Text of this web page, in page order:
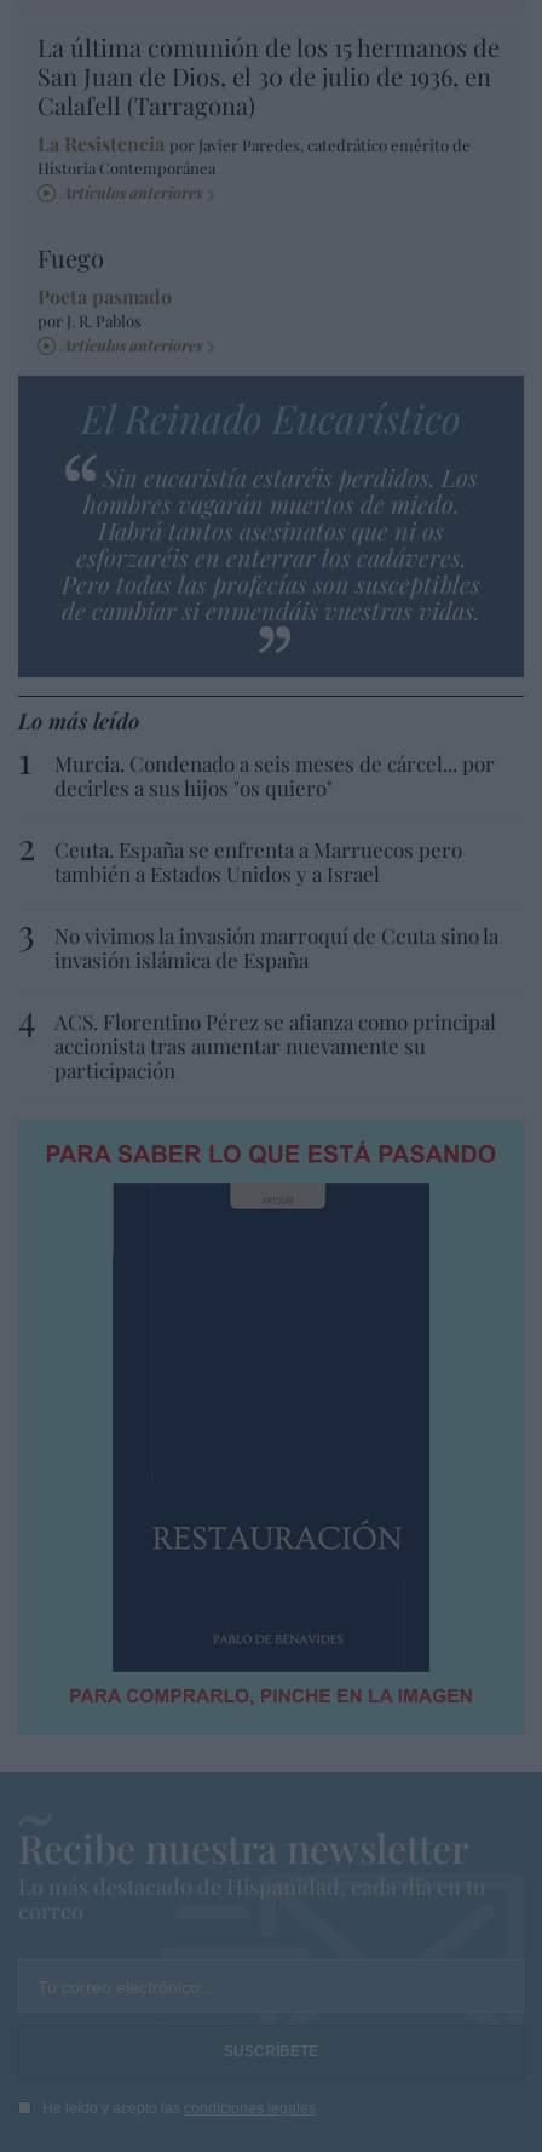
La última comunión de los 15 hermanos de
San Juan de Dios, el 30 de julio de 1936, en
Calafell (Tarragona)
La Resistencia por Javier Paredes, catedrático emérito de
Historia Contemporánea
Artículos anteriores
Fuego
Poeta pasmado
por J. R. Pablos
Artículos anteriores
El Reinado Eucarístico
Sin eucaristía estaréis perdidos. Los
hombres vagarán muertos de miedo.
Habrá tantos asesinatos que ni os
esforzaréis en enterrar los cadáveres.
Pero todas las profecías son susceptibles
de cambiar si enmendáis vuestras vidas.
Lo más leído
Murcia. Condenado a seis meses de cárcel... por
decirles a sus hijos "os quiero"
Ceuta. España se enfrenta a Marruecos pero
también a Estados Unidos y a Israel
No vivimos la invasión marroquí de Ceuta sino la
invasión islámica de España
ACS. Florentino Pérez se afianza como principal
accionista tras aumentar nuevamente su
participación
Recibe nuestra newsletter
Lo más destacado de Hispanidad, cada dia en tu
correo
Tu correo electrónico...
He leído y acepto las condiciones legales